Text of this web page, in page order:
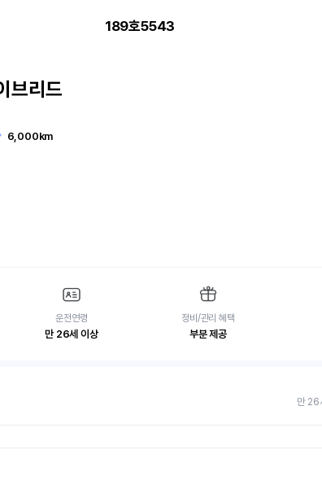
189호5543
브리드
6,000km
운전연령
만 26세 이상
정비/관리 혜택
부분 제공
만 26